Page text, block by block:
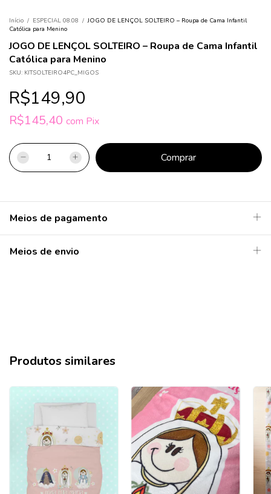
Início / ESPECIAL 08.08 / JOGO DE LENÇOL SOLTEIRO – Roupa de Cama Infantil
Católica para Menino
JOGO DE LENÇOL SOLTEIRO – Roupa de Cama Infantil
Católica para Menino
SKU: KITSOLTEIRO4PC_MIGOS
R$149,90
R$145,40 com Pix
Meios de pagamento
Meios de envio
Produtos similares